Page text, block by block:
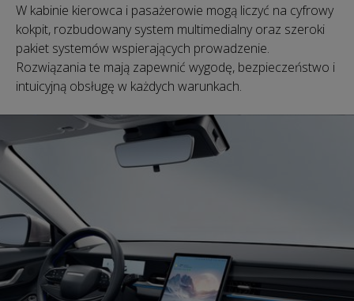
W kabinie kierowca i pasażerowie mogą liczyć na cyfrowy
kokpit, rozbudowany system multimedialny oraz szeroki
pakiet systemów wspierających prowadzenie.
Rozwiązania te mają zapewnić wygodę, bezpieczeństwo i
intuicyjną obsługę w każdych warunkach.